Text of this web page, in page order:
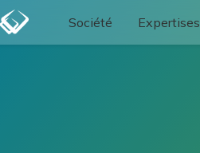
Société Expertises